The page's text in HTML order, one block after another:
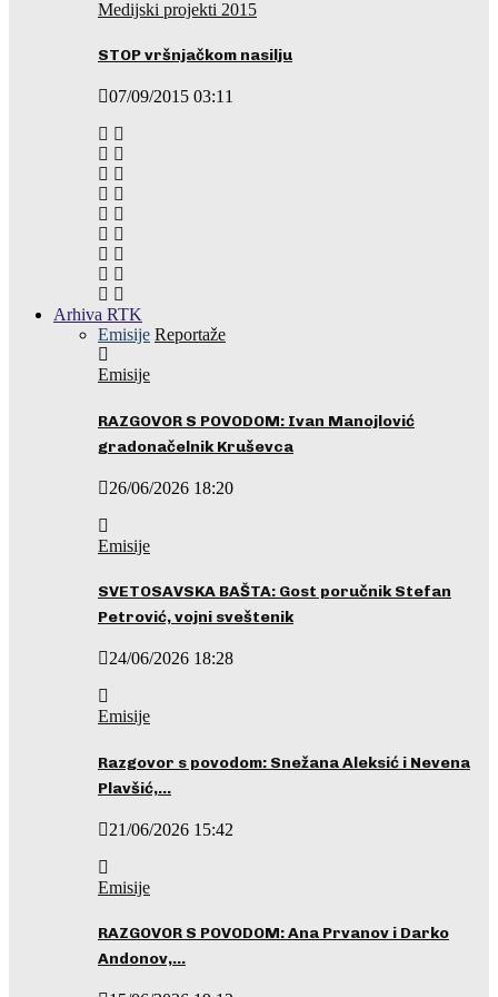
Medijski projekti 2015
STOP vršnjačkom nasilju
07/09/2015 03:11
Arhiva RTK
Emisije Reportaže
Emisije
RAZGOVOR S POVODOM: Ivan Manojlović
gradonačelnik Kruševca
26/06/2026 18:20
Emisije
SVETOSAVSKA BAŠTA: Gost poručnik Stefan
Petrović, vojni sveštenik
24/06/2026 18:28
Emisije
Razgovor s povodom: Snežana Aleksić i Nevena
Plavšić,…
21/06/2026 15:42
Emisije
RAZGOVOR S POVODOM: Ana Prvanov i Darko
Andonov,…